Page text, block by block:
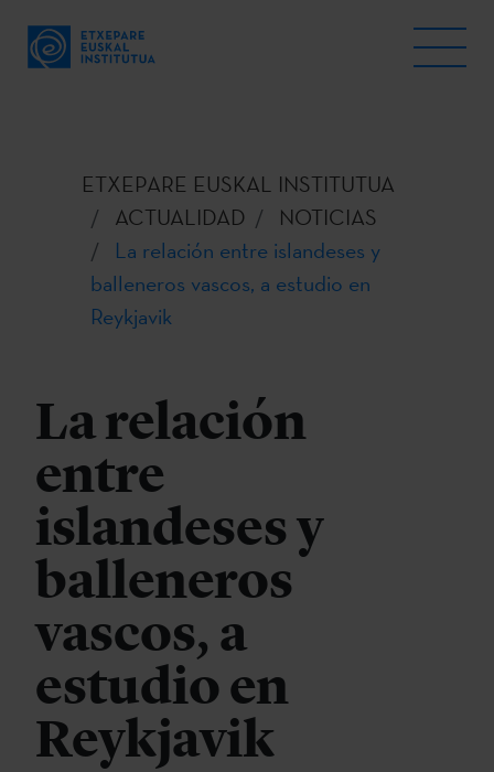
ETXEPARE EUSKAL INSTITUTUA
ACTUALIDAD
NOTICIAS
La relación entre islandeses y
balleneros vascos, a estudio en
Reykjavik
La relación
entre
islandeses y
balleneros
vascos, a
estudio en
Reykjavik